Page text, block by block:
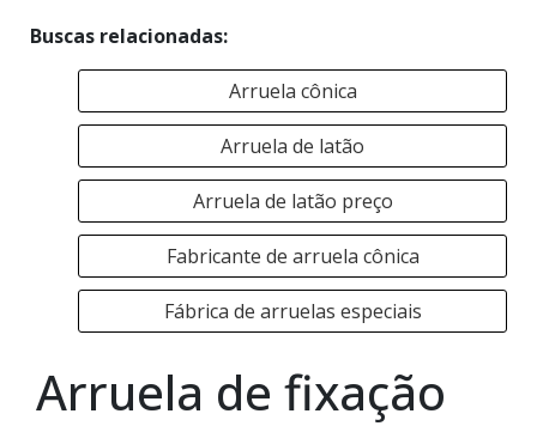
Buscas relacionadas:
Arruela cônica
Arruela de latão
Arruela de latão preço
Fabricante de arruela cônica
Fábrica de arruelas especiais
Arruela de fixação